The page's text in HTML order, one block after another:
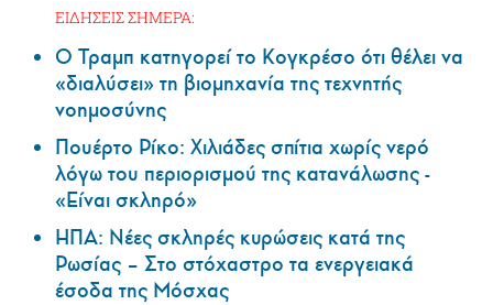
ΕΙΔΗΣΕΙΣ ΣΗΜΕΡΑ:
Ο Τραμπ κατηγορεί το Κογκρέσο ότι θέλει να
«διαλύσει» τη βιομηχανία της τεχνητής
νοημοσύνης
Πουέρτο Ρίκο: Χιλιάδες σπίτια χωρίς νερό
λόγω του περιορισμού της κατανάλωσης -
«Είναι σκληρό»
ΗΠΑ: Nέες σκληρές κυρώσεις κατά της
Ρωσίας – Στο στόχαστρο τα ενεργειακά
έσοδα της Μόσχας